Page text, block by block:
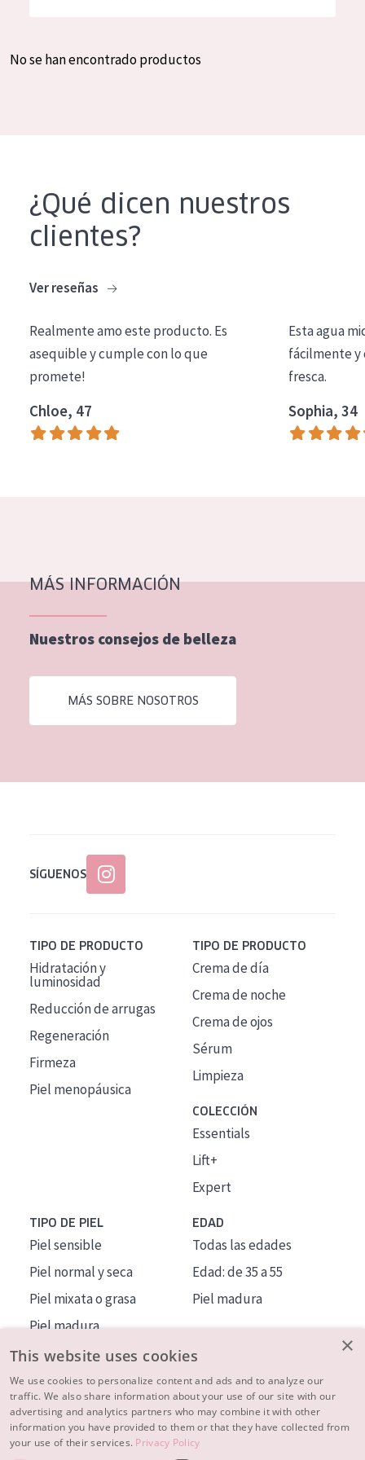
Crema de día
Crema de noche
Limpieza
COLECCIÓN
Essentials
Lift+
Piel normal y seca
Piel mixata o grasa
Piel madura
Piel expuesta al sol
Piel menopáusica
Todas las edades
Spanish
No se han encontrado productos
¿Qué dicen nuestros
clientes?
Ver reseñas
Realmente amo este producto. Es
asequible y cumple con lo que
promete!
Chloe, 47
Esta agua
fácilmente y
fresca.
Sophia, 34
MÁS INFORMACIÓN
Nuestros consejos de belleza
MÁS SOBRE NOSOTROS
SÍGUENOS
TIPO DE PRODUCTO
Hidratación y
luminosidad
Reducción de arrugas
Regeneración
Firmeza
Piel menopáusica
TIPO DE PRODUCTO
Crema de día
Crema de noche
Crema de ojos
Sérum
Limpieza
COLECCIÓN
Essentials
Lift+
Expert
TIPO DE PIEL
Piel sensible
Piel normal y seca
Piel mixata o grasa
Piel madura
Piel expuesta al sol
Piel menopáusica
EDAD
Todas las edades
Edad: de 35 a 55
Piel madura
MÁS SOBRE NOSOTROS
INSPIRACIÓN
×
This website uses cookies
We use cookies to personalize content and ads and to analyze our
traffic. We also share information about your use of our site with our
advertising and analytics partners who may combine it with other
information you have provided to them or that they have collected from
your use of their services. Privacy Policy